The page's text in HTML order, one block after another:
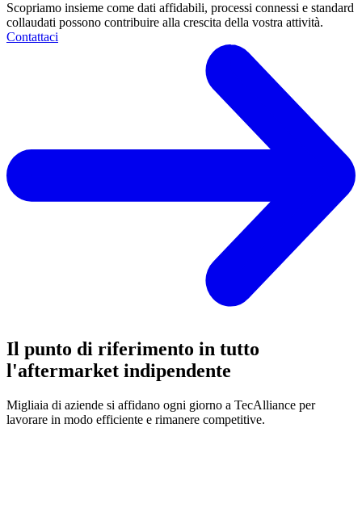
Scopriamo insieme come dati affidabili, processi connessi e standard
collaudati possono contribuire alla crescita della vostra attività.
Contattaci
Il punto di riferimento in tutto
l'aftermarket indipendente
Migliaia di aziende si affidano ogni giorno a TecAlliance per
lavorare in modo efficiente e rimanere competitive.